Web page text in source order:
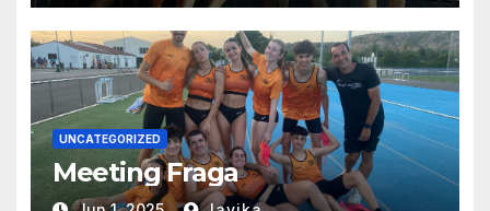
UNCATEGORIZED
Meeting Fraga